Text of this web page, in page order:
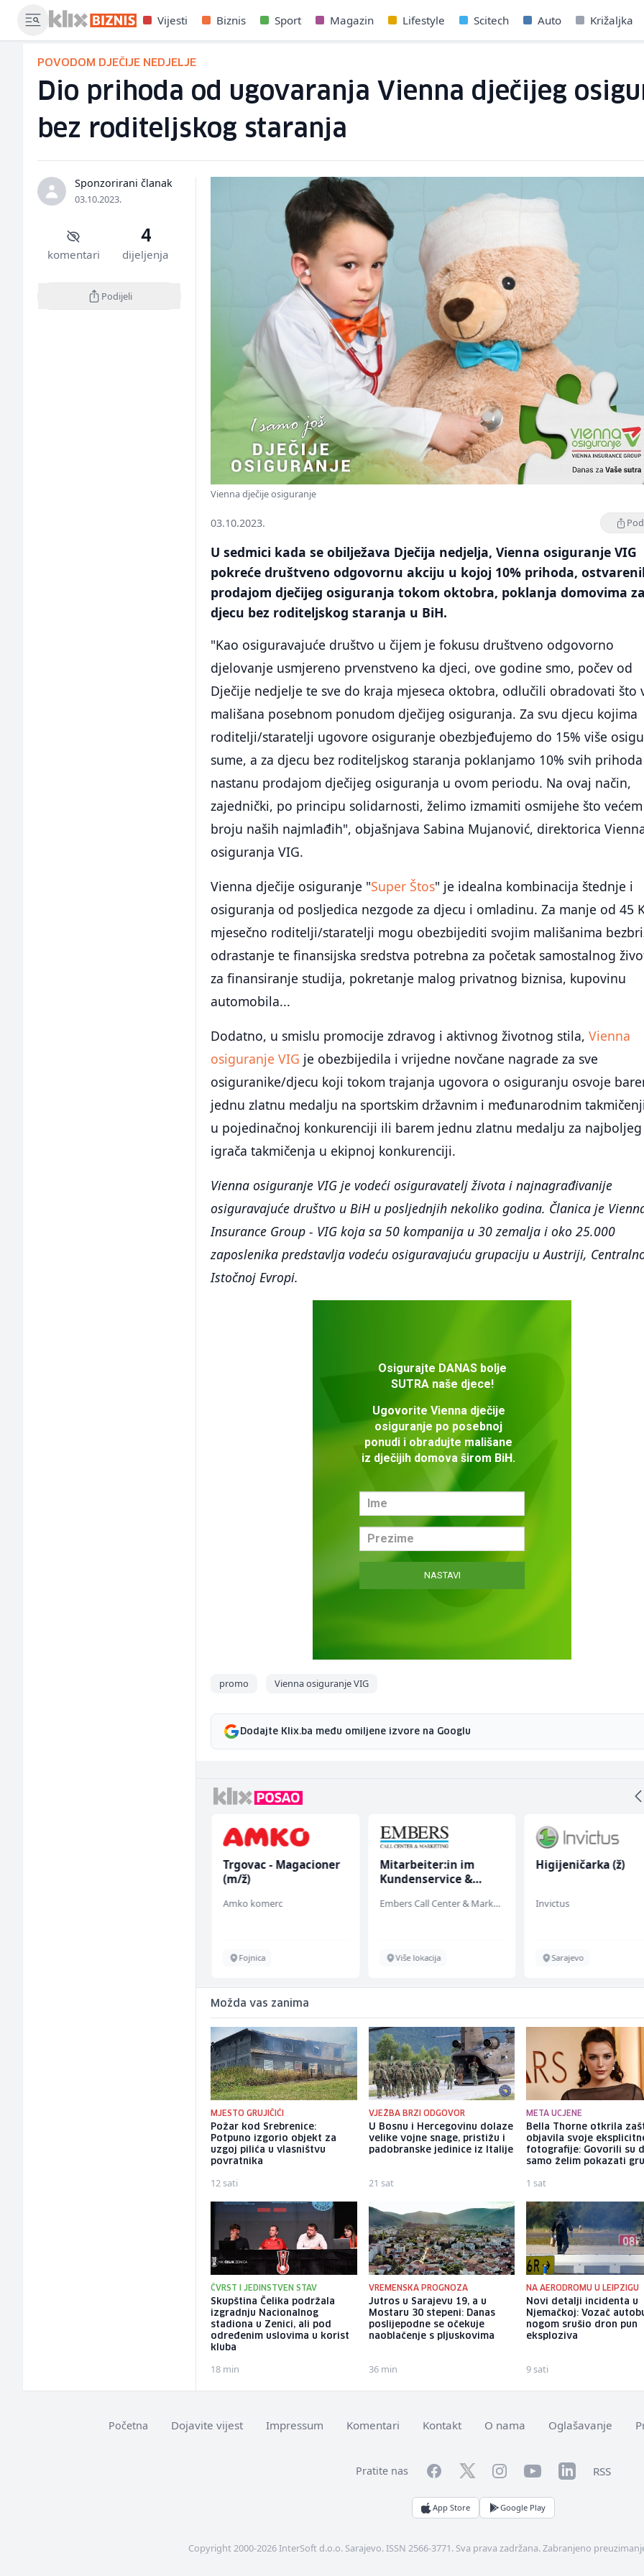
Vijesti Biznis Sport Magazin Lifestyle Scitech Auto Križaljka
POVODOM DJEČIJE NEDJELJE
Dio prihoda od ugovaranja Vienna dječijeg
bez roditeljskog staranja
Sponzorirani članak
03.10.2023.
komentari
4
dijeljenja
Podijeli
Vienna dječije osiguranje
03.10.2023.
U sedmici kada se obilježava Dječija nedjelja, Vienna osiguranje VIG
pokreće društveno odgovornu akciju u kojoj 10% prihoda,
prodajom dječijeg osiguranja tokom oktobra, poklanja domovima za
djecu bez roditeljskog staranja u BiH.
"Kao osiguravajuće društvo u čijem je fokusu društveno odgovorno
djelovanje usmjereno prvenstveno ka djeci, ove godine smo, počev od
Dječije nedjelje te sve do kraja mjeseca oktobra, odlučili obradovati što
mališana posebnom ponudom dječijeg osiguranja. Za svu djecu kojima
roditelji/staratelji ugovore osiguranje obezbjeđujemo do 15% više
sume, a za djecu bez roditeljskog staranja poklanjamo 10% svih
nastanu prodajom dječijeg osiguranja u ovom periodu. Na ovaj način,
zajednički, po principu solidarnosti, želimo izmamiti osmijehe što većem
broju naših najmlađih", objašnjava Sabina Mujanović, direktorica
osiguranja VIG.
Vienna dječije osiguranje "Super Štos" je idealna kombinacija štednje i
osiguranja od posljedica nezgode za djecu i omladinu. Za manje od 45
mjesečno roditelji/staratelji mogu obezbijediti svojim mališanima
odrastanje te finansijska sredstva potrebna za početak samostalnog
za finansiranje studija, pokretanje malog privatnog biznisa, kupovinu
automobila...
Dodatno, u smislu promocije zdravog i aktivnog životnog stila,Vienna
osiguranje VIG je obezbijedila i vrijedne novčane nagrade za sve
osiguranike/djecu koji tokom trajanja ugovora o osiguranju osvoje
jednu zlatnu medalju na sportskim državnim i međunarodnim
u pojedinačnoj konkurenciji ili barem jednu zlatnu medalju za najboljeg
igrača takmičenja u ekipnoj konkurenciji.
Vienna osiguranje VIG je vodeći osiguravatelj života i najnagrađivanije
osiguravajuće društvo u BiH u posljednjih nekoliko godina. Članica je
Insurance Group - VIG koja sa 50 kompanija u 30 zemalja i oko 25.000
zaposlenika predstavlja vodeću osiguravajuću grupaciju u Austriji,
Istočnoj Evropi.
promo Vienna osiguranje VIG
Dodajte Klix.ba među omiljene izvore na Googlu
Trgovac - Magacioner
(m/ž)
Amko komerc
Fojnica
Mitarbeiter:in im
Kundenservice &
Embers Call Center & Marketing
Više lokacija
Higijeničarka (ž)
Invictus
Sarajevo
Možda vas zanima
MJESTO GRUJIČIĆI
Požar kod Srebrenice:
Potpuno izgorio objekt za
uzgoj pilića u vlasništvu
povratnika
12 sati
VJEŽBA BRZI ODGOVOR
U Bosnu i Hercegovinu dolaze
velike vojne snage, pristižu i
padobranske jedinice iz Italije
21 sat
META UCJENE
Bella Thorne otkrila
objavila svoje
fotografije: Govorili su
samo želim pokazati
1 sat
ČVRST I JEDINSTVEN STAV
Skupština Čelika podržala
izgradnju Nacionalnog
stadiona u Zenici, ali pod
određenim uslovima u korist
kluba
18 min
VREMENSKA PROGNOZA
Jutros u Sarajevu 19, a u
Mostaru 30 stepeni: Danas
poslijepodne se očekuje
naoblačenje s pljuskovima
36 min
NA AERODROMU U LEIPZIGU
Novi detalji incidenta u
Njemačkoj: Vozač
nogom srušio dron pun
eksploziva
9 sati
Početna Dojavite vijest Impressum Komentari Kontakt O nama Oglašavanje
Pratite nas FacebookTwitterInstagramYouTubeLinkedInRSS
App Store Google Play
Copyright 2000-2026 InterSoft d.o.o. Sarajevo. ISSN 2566-3771. Sva prava zadržana. Zabranjeno